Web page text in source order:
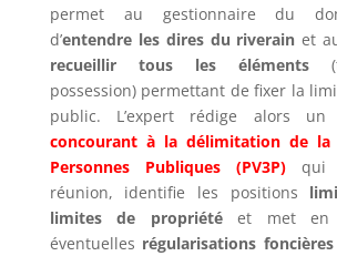
permet au gestionnaire du
d’entendre les dires du riverain et
recueillir tous les éléments
possession) permettant de fixer la
public. L’expert rédige alors un
concourant à la délimitation de la
Personnes Publiques (PV3P)qui
réunion, identifie les positions
limites de propriétéet met en
éventuelles régularisations foncières